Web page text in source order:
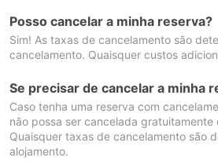
Posso cancelar a minha reserva?
Sim! As taxas de cancelamento são
cancelamento. Quaisquer custos
Se precisar de cancelar a minha
Caso tenha uma reserva com
não possa ser cancelada
Quaisquer taxas de cancelamento são
alojamento.